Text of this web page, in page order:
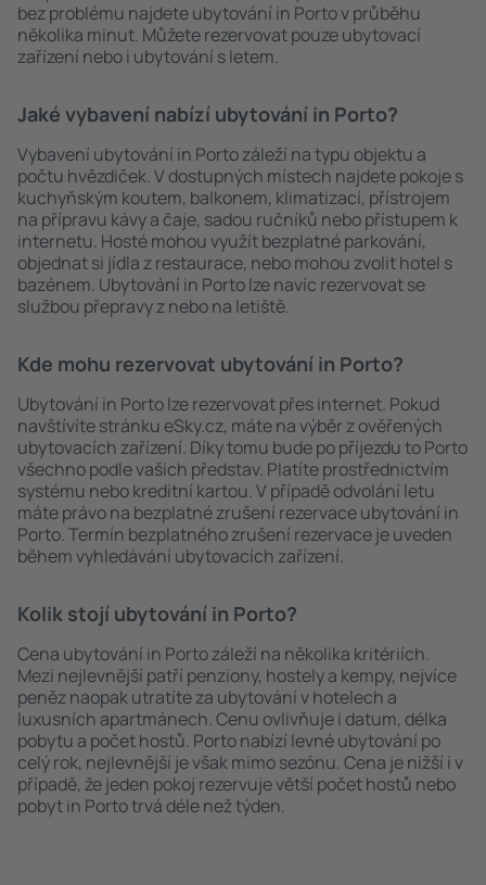
bez problému najdete ubytování in Porto v průběhu
několika minut. Můžete rezervovat pouze ubytovací
zařízení nebo i ubytování s letem.
Jaké vybavení nabízí ubytování in Porto?
Vybavení ubytování in Porto záleží na typu objektu a
počtu hvězdiček. V dostupných místech najdete pokoje s
kuchyňským koutem, balkonem, klimatizací, přístrojem
na přípravu kávy a čaje, sadou ručníků nebo přístupem k
internetu. Hosté mohou využít bezplatné parkování,
objednat si jídla z restaurace, nebo mohou zvolit hotel s
bazénem. Ubytování in Porto lze navíc rezervovat se
službou přepravy z nebo na letiště.
Kde mohu rezervovat ubytování in Porto?
Ubytování in Porto lze rezervovat přes internet. Pokud
navštívíte stránku eSky.cz, máte na výběr z ověřených
ubytovacích zařízení. Díky tomu bude po příjezdu to Porto
všechno podle vašich představ. Platíte prostřednictvím
systému nebo kreditní kartou. V případě odvolání letu
máte právo na bezplatné zrušení rezervace ubytování in
Porto. Termín bezplatného zrušení rezervace je uveden
během vyhledávání ubytovacích zařízení.
Kolik stojí ubytování in Porto?
Cena ubytování in Porto záleží na několika kritériích.
Mezi nejlevnější patří penziony, hostely a kempy, nejvíce
peněz naopak utratíte za ubytování v hotelech a
luxusních apartmánech. Cenu ovlivňuje i datum, délka
pobytu a počet hostů. Porto nabízí levné ubytování po
celý rok, nejlevnější je však mimo sezónu. Cena je nižší i v
případě, že jeden pokoj rezervuje větší počet hostů nebo
pobyt in Porto trvá déle než týden.